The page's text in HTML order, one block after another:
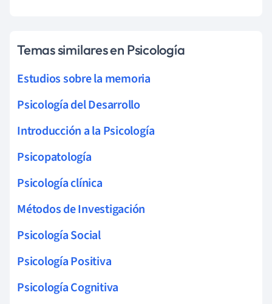
Temas similares en Psicología
Estudios sobre la memoria
Psicología del Desarrollo
Introducción a la Psicología
Psicopatología
Psicología clínica
Métodos de Investigación
Psicología Social
Psicología Positiva
Psicología Cognitiva